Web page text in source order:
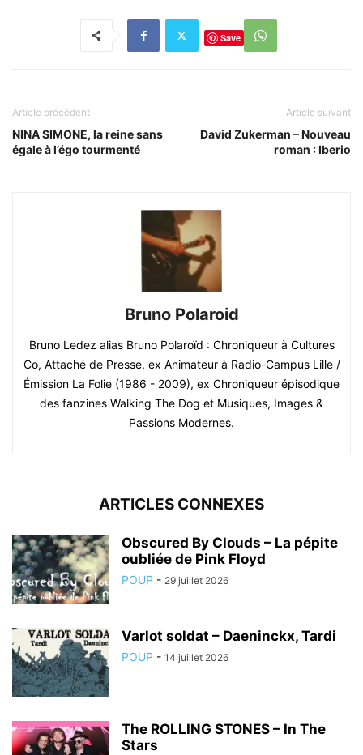
Save
Article précédent
NINA SIMONE, la reine sans
égale à l’égo tourmenté
Article suivant
David Zukerman – Nouveau
roman : Iberio
Bruno Polaroid
Bruno Ledez alias Bruno Polaroïd : Chroniqueur à Cultures
Co, Attaché de Presse, ex Animateur à Radio-Campus Lille /
Émission La Folie (1986 - 2009), ex Chroniqueur épisodique
des fanzines Walking The Dog et Musiques, Images &
Passions Modernes.
ARTICLES CONNEXES
Obscured By Clouds – La pépite
oubliée de Pink Floyd
POUP - 29 juillet 2026
Varlot soldat – Daeninckx, Tardi
POUP - 14 juillet 2026
The ROLLING STONES – In The
Stars